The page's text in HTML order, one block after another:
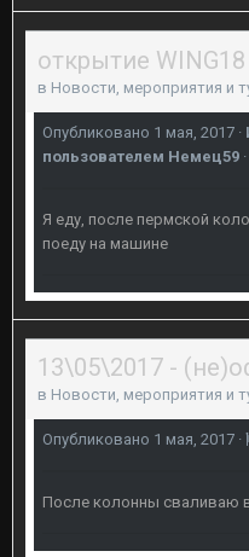
открытие WING18
в Новости, мероприятия и
Опубликовано 1 мая, 2017 ·
пользователем Немец59 ·
Я еду, после пермской
поеду на машине
в Новости, мероприятия и
Опубликовано 1 мая, 2017 ·
После колонны сваливаю